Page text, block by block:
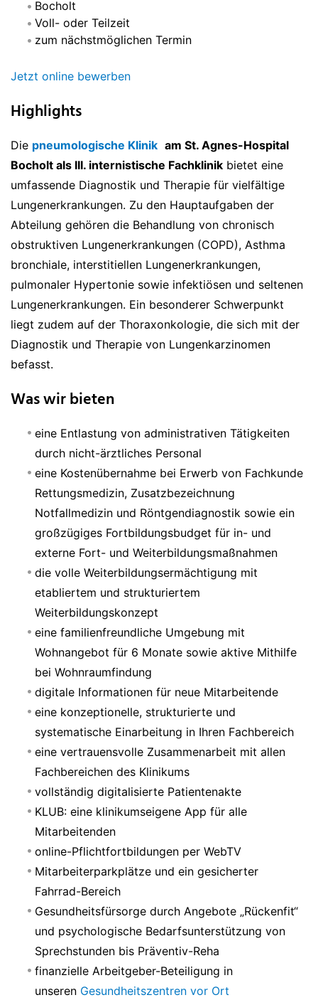
Bocholt
Voll- oder Teilzeit
zum nächstmöglichen Termin
Jetzt online bewerben
Highlights
Die pneumologische Klinik am St. Agnes-Hospital
Bocholt als III. internistische Fachklinik bietet eine
umfassende Diagnostik und Therapie für vielfältige
Lungenerkrankungen. Zu den Hauptaufgaben der
Abteilung gehören die Behandlung von chronisch
obstruktiven Lungenerkrankungen (COPD), Asthma
bronchiale, interstitiellen Lungenerkrankungen,
pulmonaler Hypertonie sowie infektiösen und seltenen
Lungenerkrankungen. Ein besonderer Schwerpunkt
liegt zudem auf der Thoraxonkologie, die sich mit der
Diagnostik und Therapie von Lungenkarzinomen
befasst.
Was wir bieten
eine Entlastung von administrativen Tätigkeiten
durch nicht-ärztliches Personal
eine Kostenübernahme bei Erwerb von Fachkunde
Rettungsmedizin, Zusatzbezeichnung
Notfallmedizin und Röntgendiagnostik sowie ein
großzügiges Fortbildungsbudget für in- und
externe Fort- und Weiterbildungsmaßnahmen
die volle Weiterbildungsermächtigung mit
etabliertem und strukturiertem
Weiterbildungskonzept
eine familienfreundliche Umgebung mit
Wohnangebot für 6 Monate sowie aktive Mithilfe
bei Wohnraumfindung
digitale Informationen für neue Mitarbeitende
eine konzeptionelle, strukturierte und
systematische Einarbeitung in Ihren Fachbereich
eine vertrauensvolle Zusammenarbeit mit allen
Fachbereichen des Klinikums
vollständig digitalisierte Patientenakte
KLUB: eine klinikumseigene App für alle
Mitarbeitenden
online-Pflichtfortbildungen per WebTV
Mitarbeiterparkplätze und ein gesicherter
Fahrrad-Bereich
Gesundheitsfürsorge durch Angebote „Rückenfit“
und psychologische Bedarfsunterstützung von
Sprechstunden bis Präventiv-Reha
finanzielle Arbeitgeber-Beteiligung in
unseren Gesundheitszentren vor Ort